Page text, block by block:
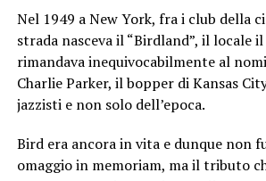
Nel 1949 a New York, fra i club della
strada nasceva il “Birdland”, il locale
rimandava inequivocabilmente al
Charlie Parker, il bopper di Kansas
jazzisti e non solo dell’epoca.
Bird era ancora in vita e dunque non
omaggio in memoriam, ma il tributo